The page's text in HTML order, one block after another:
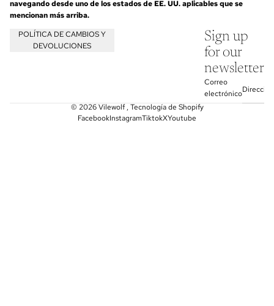
navegando desde uno de los estados de EE. UU. aplicables que se
mencionan más arriba.
POLÍTICA DE CAMBIOS Y
DEVOLUCIONES
Sign up
for our
newsletter
Correo
electrónico
© 2026Vilewolf, Tecnología de Shopify
FacebookInstagramTiktokXYoutube